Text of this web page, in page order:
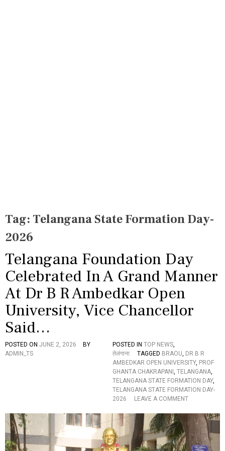
Tag: Telangana State Formation Day-
2026
Telangana Foundation Day
Celebrated In A Grand Manner
At Dr B R Ambedkar Open
University, Vice Chancellor
Said…
POSTED ON JUNE 2, 2026
BY
ADMIN_TS
POSTED IN TOP NEWS,
तेलंगाना
TAGGED BRAOU, DR B R
AMBEDKAR OPEN UNIVERSITY, PROF
GHANTA CHAKRAPANI , TELANGANA,
TELANGANA STATE FORMATION DAY,
TELANGANA STATE FORMATION DAY-
2026
LEAVE A COMMENTO
E
A